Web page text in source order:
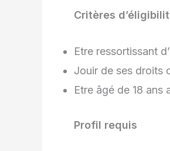
Critères
Etre ressortissant
Jouir de ses droits
Etre âgé de 18 ans
Profil requis